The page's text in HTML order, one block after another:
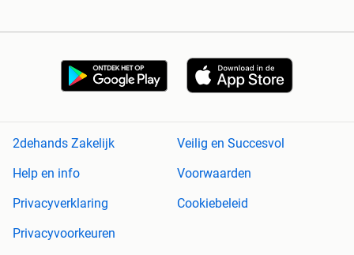
2dehands Zakelijk
Veilig en Succesvol
Help en info
Voorwaarden
Privacyverklaring
Cookiebeleid
Privacyvoorkeuren